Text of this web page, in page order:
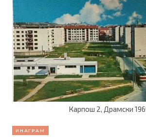
Карпош 2, Драмски
ИНАГРАМ